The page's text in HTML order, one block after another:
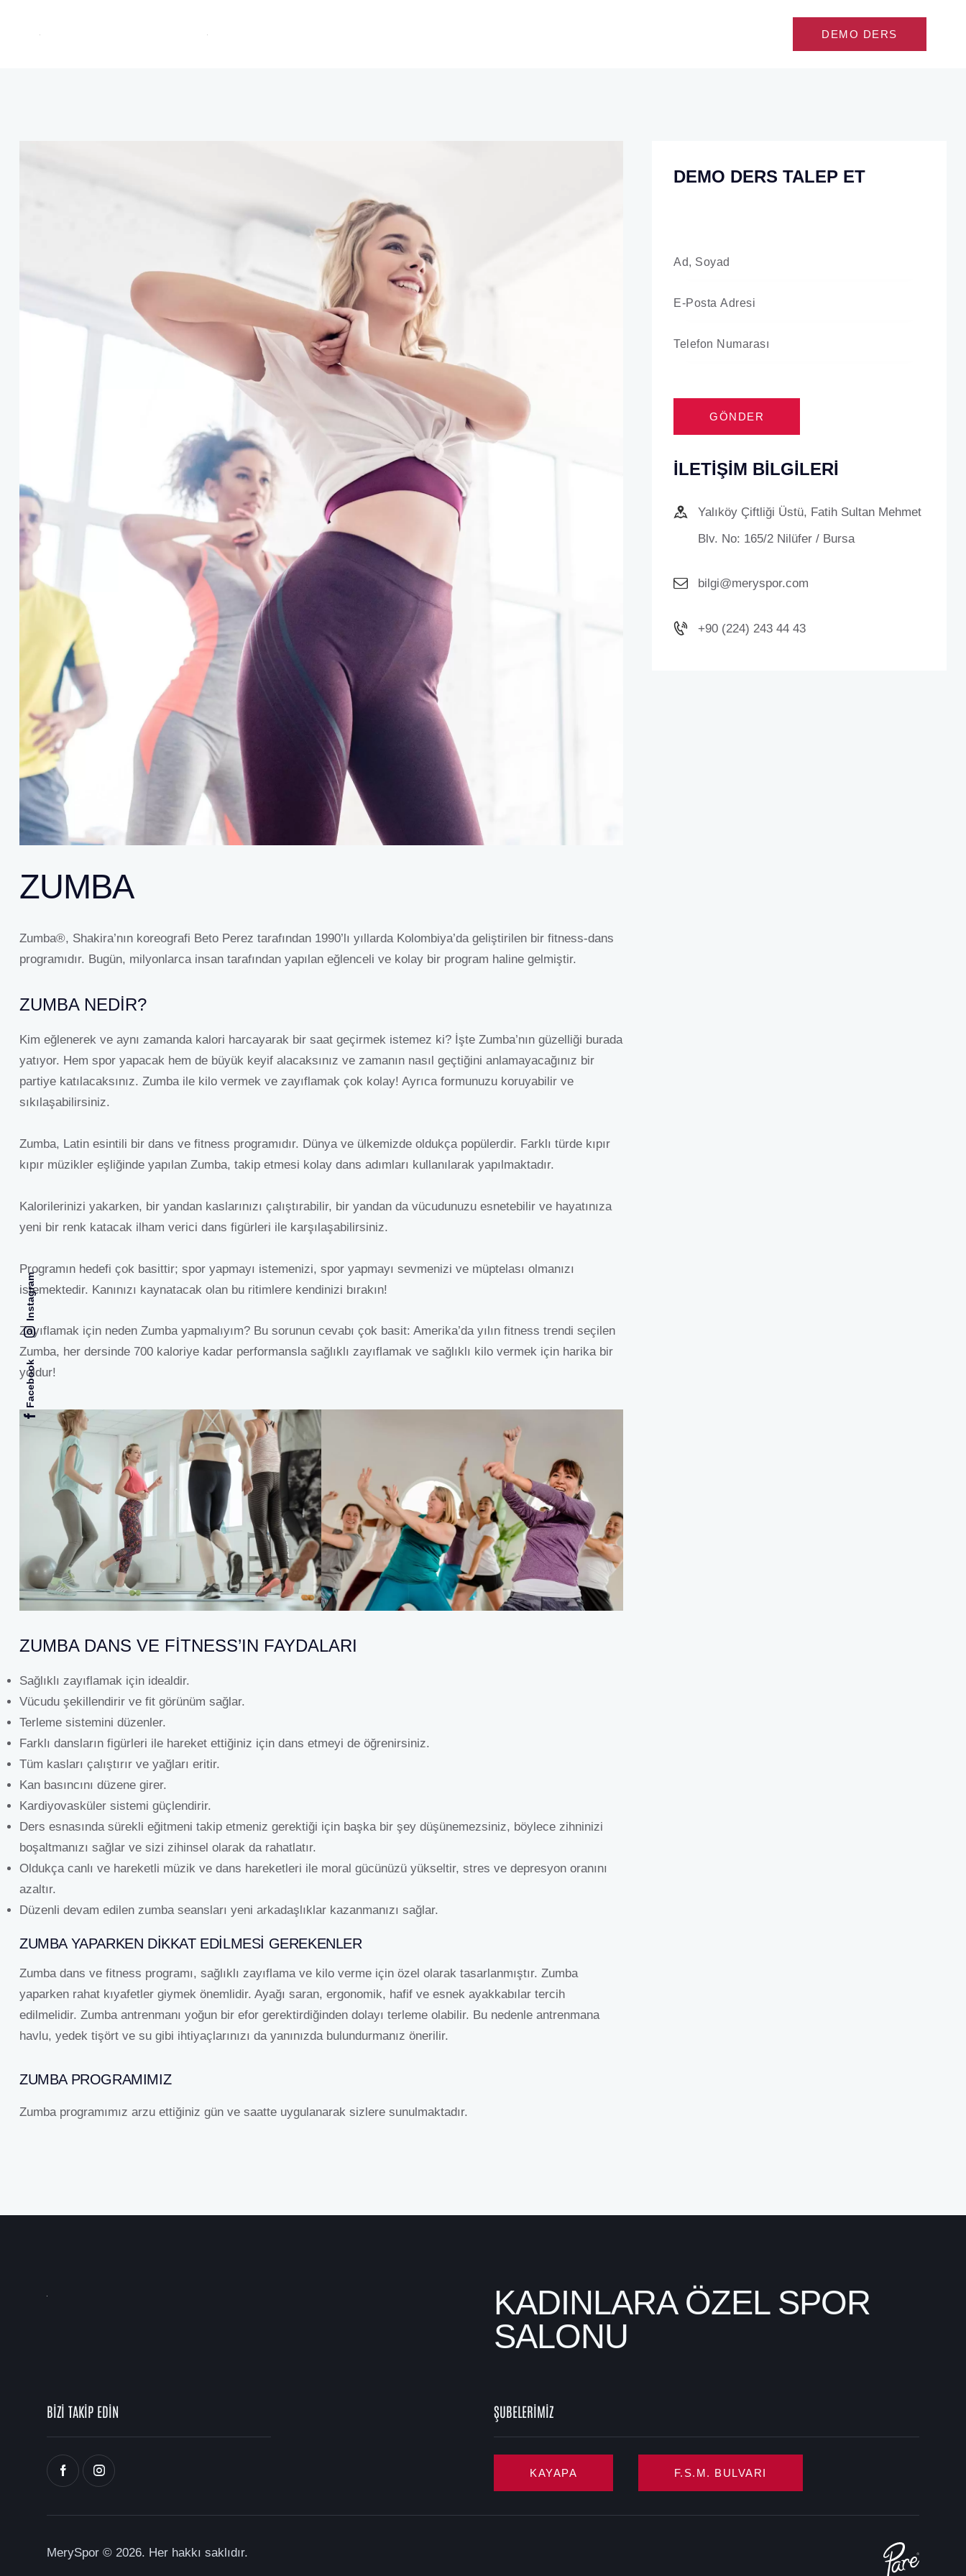
DEMO DERS
ZUMBA
Zumba®, Shakira’nın koreografi Beto Perez tarafından 1990’lı yıllarda Kolombiya’da geliştirilen bir fitness-dans
programıdır. Bugün, milyonlarca insan tarafından yapılan eğlenceli ve kolay bir program haline gelmiştir.
ZUMBA NEDIR?
Kim eğlenerek ve aynı zamanda kalori harcayarak bir saat geçirmek istemez ki? İşte Zumba’nın güzelliği burada
yatıyor. Hem spor yapacak hem de büyük keyif alacaksınız ve zamanın nasıl geçtiğini anlamayacağınız bir
partiye katılacaksınız. Zumba ile kilo vermek ve zayıflamak çok kolay! Ayrıca formunuzu koruyabilir ve
sıkılaşabilirsiniz.
Zumba, Latin esintili bir dans ve fitness programıdır. Dünya ve ülkemizde oldukça popülerdir. Farklı türde kıpır
kıpır müzikler eşliğinde yapılan Zumba, takip etmesi kolay dans adımları kullanılarak yapılmaktadır.
Kalorilerinizi yakarken, bir yandan kaslarınızı çalıştırabilir, bir yandan da vücudunuzu esnetebilir ve hayatınıza
yeni bir renk katacak ilham verici dans figürleri ile karşılaşabilirsiniz.
Programın hedefi çok basittir; spor yapmayı istemenizi, spor yapmayı sevmenizi ve müptelası olmanızı
istemektedir. Kanınızı kaynatacak olan bu ritimlere kendinizi bırakın!
Zayıflamak için neden Zumba yapmalıyım? Bu sorunun cevabı çok basit: Amerika’da yılın fitness trendi seçilen
Zumba, her dersinde 700 kaloriye kadar performansla sağlıklı zayıflamak ve sağlıklı kilo vermek için harika bir
yoldur!
ZUMBA DANS VE FITNESS’IN FAYDALARI
Sağlıklı zayıflamak için idealdir.
Vücudu şekillendirir ve fit görünüm sağlar.
Terleme sistemini düzenler.
Farklı dansların figürleri ile hareket ettiğiniz için dans etmeyi de öğrenirsiniz.
Tüm kasları çalıştırır ve yağları eritir.
Kan basıncını düzene girer.
Kardiyovasküler sistemi güçlendirir.
Ders esnasında sürekli eğitmeni takip etmeniz gerektiği için başka bir şey düşünemezsiniz, böylece zihninizi
boşaltmanızı sağlar ve sizi zihinsel olarak da rahatlatır.
Oldukça canlı ve hareketli müzik ve dans hareketleri ile moral gücünüzü yükseltir, stres ve depresyon oranını
azaltır.
Düzenli devam edilen zumba seansları yeni arkadaşlıklar kazanmanızı sağlar.
ZUMBA YAPARKEN DIKKAT EDILMESI GEREKENLER
Zumba dans ve fitness programı, sağlıklı zayıflama ve kilo verme için özel olarak tasarlanmıştır. Zumba
yaparken rahat kıyafetler giymek önemlidir. Ayağı saran, ergonomik, hafif ve esnek ayakkabılar tercih
edilmelidir. Zumba antrenmanı yoğun bir efor gerektirdiğinden dolayı terleme olabilir. Bu nedenle antrenmana
havlu, yedek tişört ve su gibi ihtiyaçlarınızı da yanınızda bulundurmanız önerilir.
ZUMBA PROGRAMIMIZ
Zumba programımız arzu ettiğiniz gün ve saatte uygulanarak sizlere sunulmaktadır.
DEMO DERS TALEP ET
İLETIŞIM BILGILERI
Yalıköy Çiftliği Üstü, Fatih Sultan Mehmet
Blv. No: 165/2 Nilüfer / Bursa
bilgi@meryspor.com
+90 (224) 243 44 43
KADINLARA ÖZEL SPOR
SALONU
BİZİ TAKİP EDİN ŞUBELERİMİZ
KAYAPA F.S.M. BULVARI
MerySpor © 2026. Her hakkı saklıdır.
Facebook
Instagram